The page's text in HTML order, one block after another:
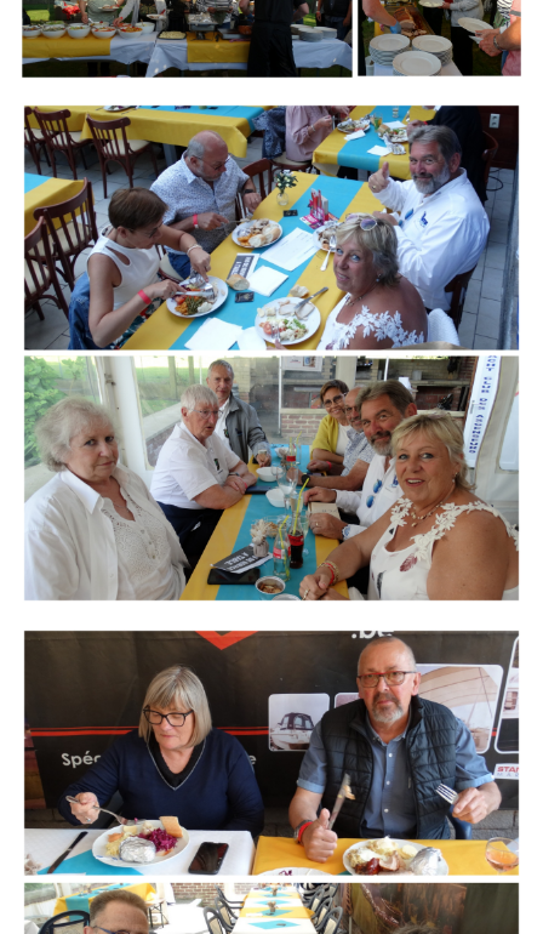
Branding
ARMCHAIR
Branding